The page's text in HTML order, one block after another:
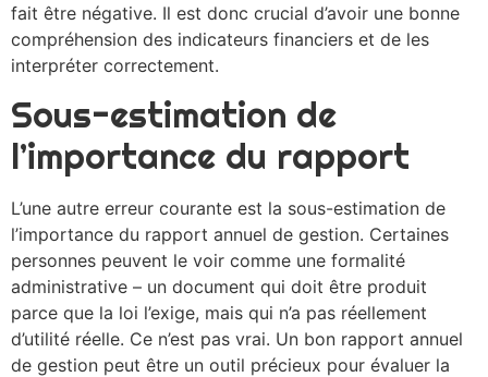
fait être négative. Il est donc crucial d’avoir une bonne
compréhension des indicateurs financiers et de les
interpréter correctement.
Sous-estimation de
l’importance du rapport
L’une autre erreur courante est la sous-estimation de
l’importance du rapport annuel de gestion. Certaines
personnes peuvent le voir comme une formalité
administrative – un document qui doit être produit
parce que la loi l’exige, mais qui n’a pas réellement
d’utilité réelle. Ce n’est pas vrai. Un bon rapport annuel
de gestion peut être un outil précieux pour évaluer la